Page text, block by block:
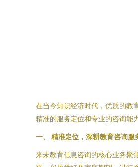
在当今知识经济时代，优质的教
精准的服务定位和专业的咨询能
一、 精准定位，深耕教育咨询服
来未教育信息咨询的核心业务聚